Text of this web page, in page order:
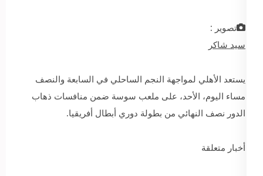
تصوير :
سيد شاكر
يستعد الأهلي لمواجهة النجم الساحلي في السابعة والنصف
مساء اليوم، الأحد، على ملعب سوسة ضمن منافسات ذهاب
الدور نصف النهائي من بطولة دوري أبطال أفريقيا.
أخبار متعلقة